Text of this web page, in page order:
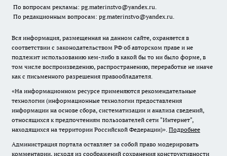
По вопросам рекламы: pg.materinstvo@yandex.ru.
По редакционным вопросам: pg.materinstvo@yandex.ru.
Вся информация, размещенная на данном сайте, охраняется в
соответствии с законодательством РФ об авторском праве и не
подлежит использованию кем-либо в какой бы то ни было форме, в
том числе воспроизведению, распространению, переработке не иначе
как с письменного разрешения правообладателя.
«На информационном ресурсе применяются рекомендательные
технологии (информационные технологии предоставления
информации на основе сбора, систематизации и анализа сведений,
относящихся к предпочтениям пользователей сети "Интернет",
находящихся на территории Российской Федерации)». Подробнее
Администрация портала оставляет за собой право модерировать
комментарии, исходя из соображений сохранения конструктивности